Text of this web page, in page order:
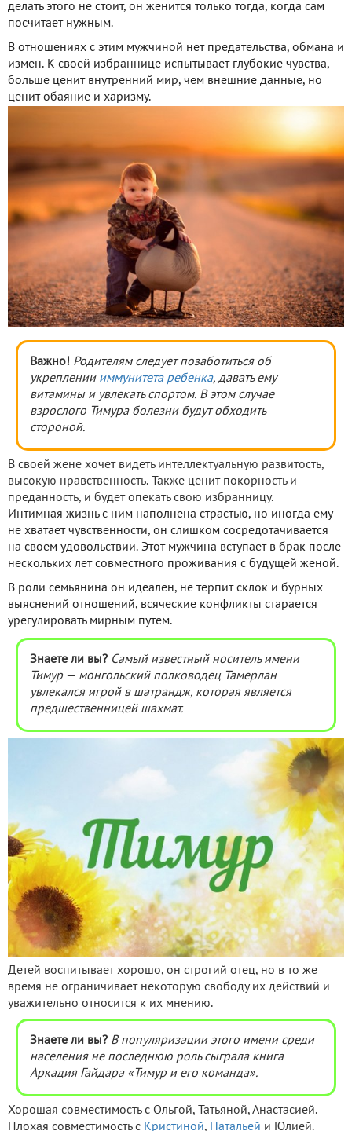
делать этого не стоит, он женится только тогда, когда сам
посчитает нужным.
В отношениях с этим мужчиной нет предательства, обмана и
измен. К своей избраннице испытывает глубокие чувства,
больше ценит внутренний мир, чем внешние данные, но
ценит обаяние и харизму.
Важно! Родителям следует позаботиться об
укреплениииммунитета ребенка, давать ему
витамины и увлекать спортом. В этом случае
взрослого Тимура болезни будут обходить
стороной.
В своей жене хочет видеть интеллектуальную развитость,
высокую нравственность. Также ценит покорность и
преданность, и будет опекать свою избранницу.
Интимная жизнь с ним наполнена страстью, но иногда ему
не хватает чувственности, он слишком сосредотачивается
на своем удовольствии. Этот мужчина вступает в брак после
нескольких лет совместного проживания с будущей женой.
В роли семьянина он идеален, не терпит склок и бурных
выяснений отношений, всяческие конфликты старается
урегулировать мирным путем.
Знаете ли вы? Самый известный носитель имени
Тимур — монгольский полководец Тамерлан
увлекался игрой в шатрандж, которая является
предшественницей шахмат.
Детей воспитывает хорошо, он строгий отец, но в то же
время не ограничивает некоторую свободу их действий и
уважительно относится к их мнению.
Знаете ли вы? В популяризации этого имени среди
населения не последнюю роль сыграла книга
Аркадия Гайдара «Тимур и его команда».
Хорошая совместимость с Ольгой, Татьяной, Анастасией.
Плохая совместимость с Кристиной, Натальей и Юлией.